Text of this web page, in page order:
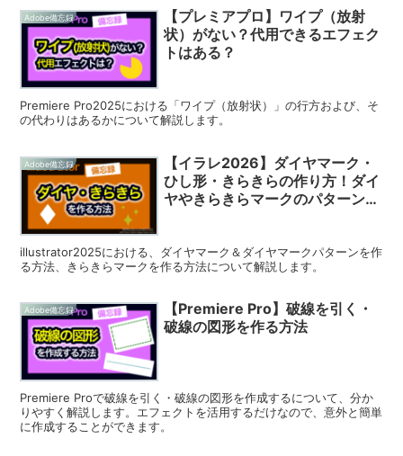
Adobe備忘録
【プレミアプロ】ワイプ（放射
状）がない？代用できるエフェク
トはある？
Premiere Pro2025における「ワイプ（放射状）」の行方および、そ
の代わりはあるかについて解説します。
Adobe備忘録
【イラレ2026】ダイヤマーク・
ひし形・きらきらの作り方！ダイ
ヤやきらきらマークのパターン化
illustrator2025における、ダイヤマーク＆ダイヤマークパターンを作
る方法、きらきらマークを作る方法について解説します。
Adobe備忘録
【Premiere Pro】破線を引く・
破線の図形を作る方法
Premiere Proで破線を引く・破線の図形を作成するについて、分か
りやすく解説します。エフェクトを活用するだけなので、意外と簡単
に作成することができます。